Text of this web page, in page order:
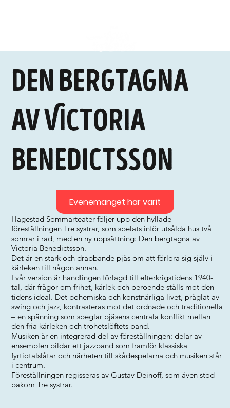
Den bergtagna
av Victoria
Benedictsson
Hagestad Sommarteater följer upp den hyllade
föreställningen Tre systrar, som spelats inför utsålda hus två
somrar i rad, med en ny uppsättning: Den bergtagna av
Victoria Benedictsson.
Det är en stark och drabbande pjäs om att förlora sig själv i
kärleken till någon annan.
I vår version är handlingen förlagd till efterkrigstidens 1940-
tal, där frågor om frihet, kärlek och beroende ställs mot den
tidens ideal. Det bohemiska och konstnärliga livet, präglat av
swing och jazz, kontrasteras mot det ordnade och traditionella
– en spänning som speglar pjäsens centrala konflikt mellan
den fria kärleken och trohetslöftets band.
Musiken är en integrerad del av föreställningen: delar av
ensemblen bildar ett jazzband som framför klassiska
fyrtiotalslåtar och närheten till skådespelarna och musiken står
i centrum.
Föreställningen regisseras av Gustav Deinoff, som även stod
bakom Tre systrar.
Evenemanget har varit